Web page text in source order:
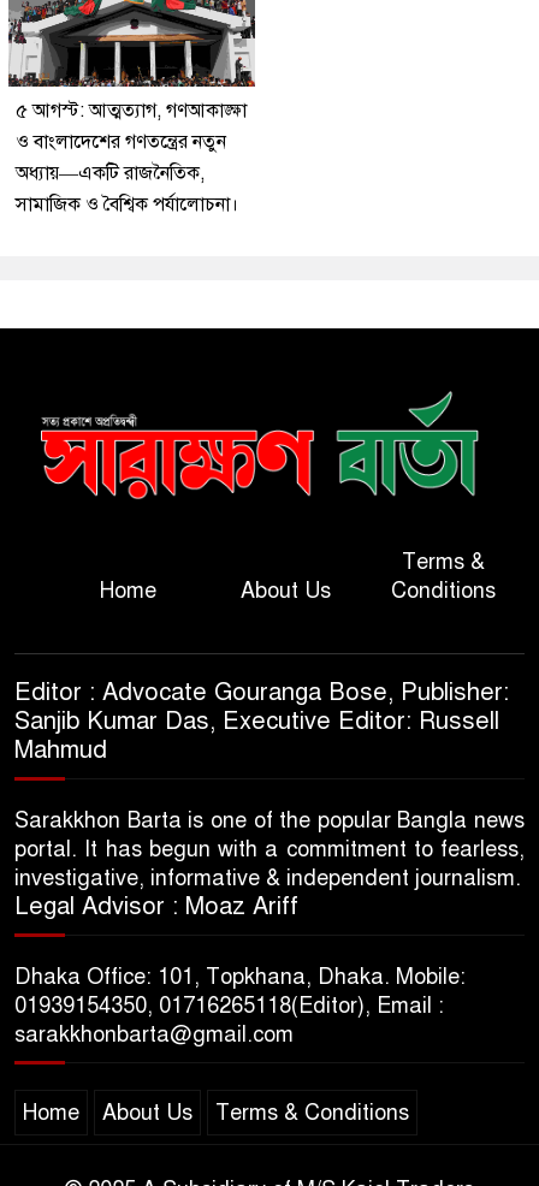
৫ আগস্ট: আত্মত্যাগ, গণআকাঙ্ক্ষা
ও বাংলাদেশের গণতন্ত্রের নতুন
অধ্যায়—একটি রাজনৈতিক,
সামাজিক ও বৈশ্বিক পর্যালোচনা।
Home About Us
Terms &
Conditions
Editor : Advocate Gouranga Bose, Publisher:
Sanjib Kumar Das, Executive Editor: Russell
Mahmud
Sarakkhon Barta is one of the popular Bangla news
portal. It has begun with a commitment to fearless,
investigative, informative & independent journalism.
Legal Advisor : Moaz Ariff
Dhaka Office: 101, Topkhana, Dhaka. Mobile:
01939154350, 01716265118(Editor), Email :
sarakkhonbarta@gmail.com
Home About Us Terms & Conditions